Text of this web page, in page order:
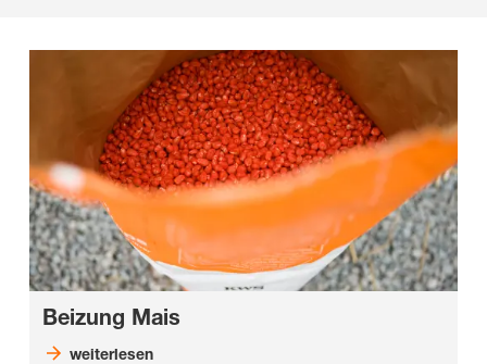
Beizung Mais
weiterlesen